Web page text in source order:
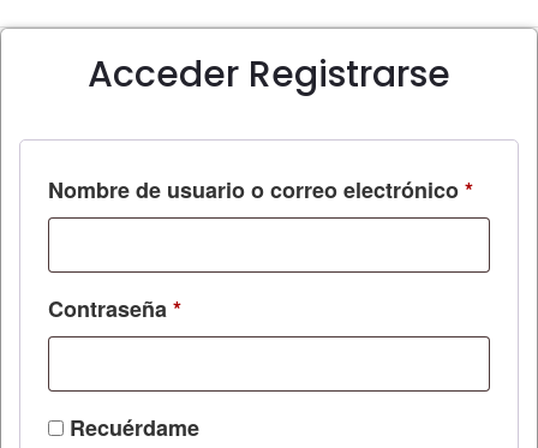
Acceder Registrarse
Nombre de usuario o correo electrónico*
Contraseña*Obligatorio
Recuérdame